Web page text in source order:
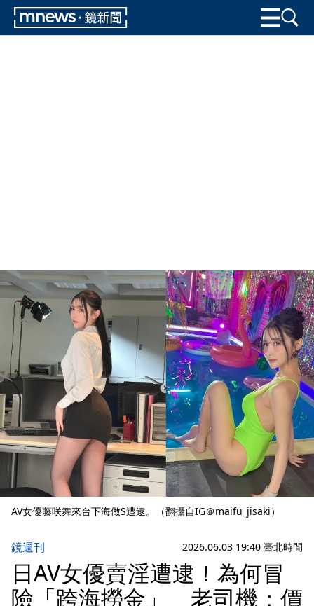
AV女優藤咲舞來台下海做S遭逮。（翻攝自IG＠maifu_jisaki）
鏡週刊 2026.06.03 19:40 臺北時間
日AV女優賣淫遭逮！為何冒
險「跨海撈金」 老司機：價